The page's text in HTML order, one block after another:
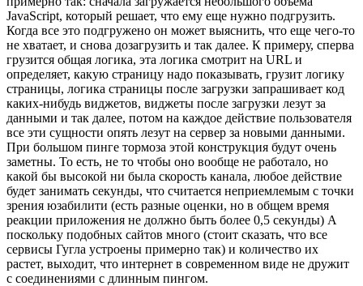
JavaScript, который решает, что ему еще нужно подгрузить.
Когда все это подгружено он может выяснить, что еще чего-то
не хватает, и снова дозагрузить и так далее. К примеру, сперва
грузится общая логика, эта логика смотрит на URL и
определяет, какую страницу надо показывать, грузит логику
страницы, логика страницы после загрузки запрашивает код
каких-нибудь виджетов, виджеты после загрузки лезут за
данными и так далее, потом на каждое действие пользователя
все эти сущности опять лезут на сервер за новыми данными.
При большом пинге тормоза этой конструкция будут очень
заметны. То есть, не то чтобы оно вообще не работало, но
какой бы высокой ни была скорость канала, любое действие
будет занимать секунды, что считается неприемлемым с точки
зрения юзабилити (есть разные оценки, но в общем время
реакции приложения не должно быть более 0,5 секунды) А
поскольку подобных сайтов много (стоит сказать, что все
сервисы Гугла устроены примерно так) и количество их
растет, выходит, что интернет в современном виде не дружит
с соединениями с длинным пингом.